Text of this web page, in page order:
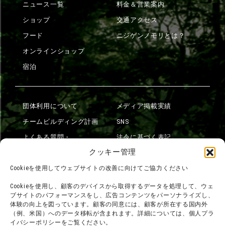
クッキー管理
Cookieを使用してウェブサイトの改善に向けてご協力ください
Cookieを使用し、顧客のデバイスから取得するデータを処理して、ウェ
ブサイトのパフォーマンスをし、広告コンテンツをパーソナライズし、
体験の向上を図っています。顧客の同意には、顧客が所在する国内外
（例、米国）へのデータ移転が含まれます。詳細については、個人プラ
イバシーポリシーをご覧ください。
ニュース一覧
ショップ
フード
オンラインショップ
宿泊
料金＆営業案内
交通アクセス
ニジゲンノモリとは？
団体利用について
チームビルディング計画
よくある質問・
利用規約
プレスリリース
メディア掲載実績
SNS
法令に基づく表記
会社概要
スタッフ募集